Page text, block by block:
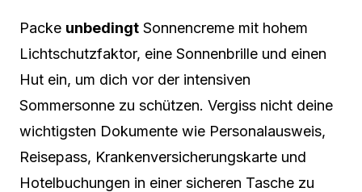
Packe unbedingt Sonnencreme mit hohem
Lichtschutzfaktor, eine Sonnenbrille und einen
Hut ein, um dich vor der intensiven
Sommersonne zu schützen. Vergiss nicht deine
wichtigsten Dokumente wie Personalausweis,
Reisepass, Krankenversicherungskarte und
Hotelbuchungen in einer sicheren Tasche zu